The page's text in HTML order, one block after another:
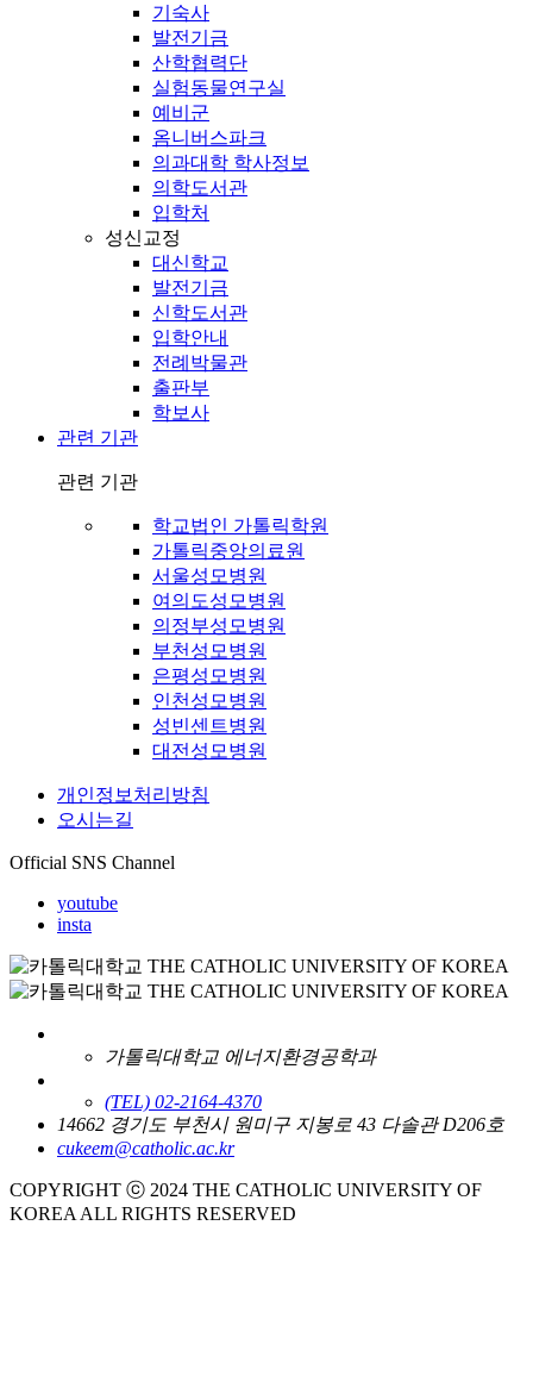
기숙사
발전기금
산학협력단
실험동물연구실
예비군
옴니버스파크
의과대학 학사정보
의학도서관
입학처
성신교정
대신학교
발전기금
신학도서관
입학안내
전례박물관
출판부
학보사
관련 기관
관련 기관
학교법인 가톨릭학원
가톨릭중앙의료원
서울성모병원
여의도성모병원
의정부성모병원
부천성모병원
은평성모병원
인천성모병원
성빈센트병원
대전성모병원
개인정보처리방침
오시는길
Official SNS Channel
youtube
insta
가톨릭대학교 에너지환경공학과
(TEL) 02-2164-4370
14662 경기도 부천시 원미구 지봉로 43 다솔관 D206호
cukeem@catholic.ac.kr
COPYRIGHT ⓒ 2024 THE CATHOLIC UNIVERSITY OF
KOREA ALL RIGHTS RESERVED